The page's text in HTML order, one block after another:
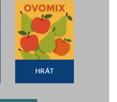
HRÁT